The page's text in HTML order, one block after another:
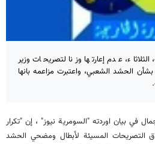
عدم إعارتها وزنا لتصريحات وزير
الحشد الشعبي، واعتبرت مزاعمه بانها
في بيان اوردته "السومرية نيوز" ، إن "تكرار
التصريحات المسيئة لأبطال ومضحي الحشد